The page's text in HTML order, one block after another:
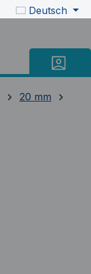
Deutsch
20 mm